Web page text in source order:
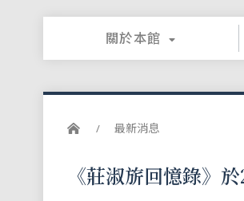
關於本館
最新消息
《莊淑旂回憶錄》